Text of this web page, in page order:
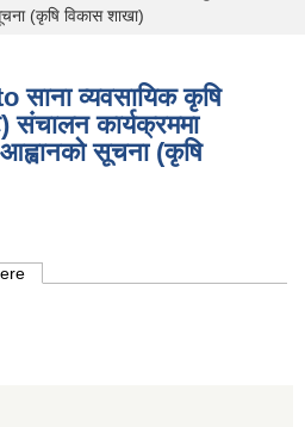
(कृषि विकास शाखा)
व्यवसायिक कृषि
संचालन कार्यक्रममा
सूचना (कृषि